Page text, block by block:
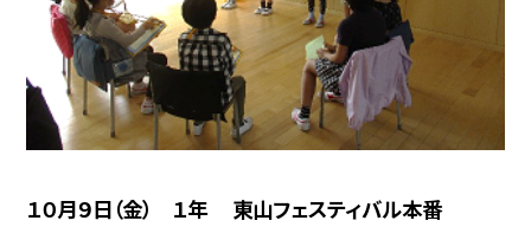
１０月９日（金） １年 東山フェスティバル本番